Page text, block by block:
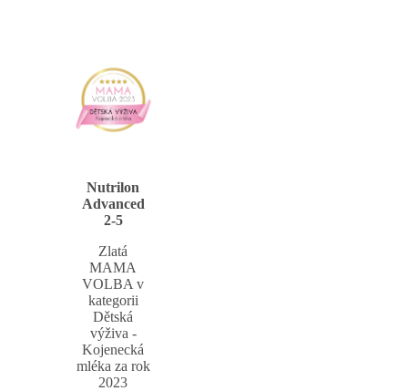
Nutrilon
Advanced
2-5
Zlatá
MAMA
VOLBA v
kategorii
Dětská
výživa -
Kojenecká
mléka za rok
2023